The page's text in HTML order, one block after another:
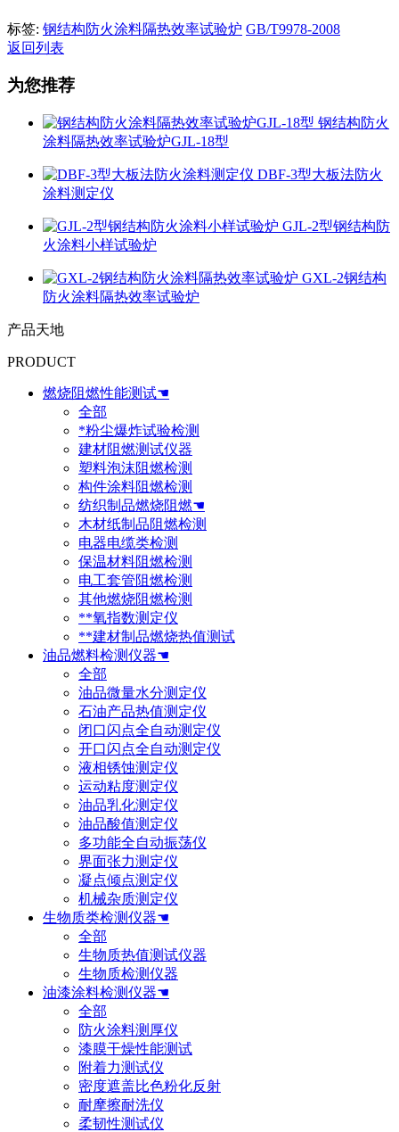
标签: 钢结构防火涂料隔热效率试验炉 GB/T9978-2008
返回列表
为您推荐
钢结构防火
涂料隔热效率试验炉GJL-18型
DBF-3型大板法防火
涂料测定仪
GJL-2型钢结构防
火涂料小样试验炉
GXL-2钢结构
防火涂料隔热效率试验炉
产品天地
PRODUCT
燃烧阻燃性能测试☚
全部
*粉尘爆炸试验检测
建材阻燃测试仪器
塑料泡沫阻燃检测
构件涂料阻燃检测
纺织制品燃烧阻燃☚
木材纸制品阻燃检测
电器电缆类检测
保温材料阻燃检测
电工套管阻燃检测
其他燃烧阻燃检测
**氧指数测定仪
**建材制品燃烧热值测试
油品燃料检测仪器☚
全部
油品微量水分测定仪
石油产品热值测定仪
闭口闪点全自动测定仪
开口闪点全自动测定仪
液相锈蚀测定仪
运动粘度测定仪
油品乳化测定仪
油品酸值测定仪
多功能全自动振荡仪
界面张力测定仪
凝点倾点测定仪
机械杂质测定仪
生物质类检测仪器☚
全部
生物质热值测试仪器
生物质检测仪器
油漆涂料检测仪器☚
全部
防火涂料测厚仪
漆膜干燥性能测试
附着力测试仪
密度遮盖比色粉化反射
耐摩擦耐洗仪
柔韧性测试仪